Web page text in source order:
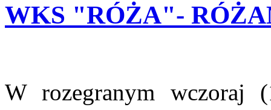
WKS "RÓŻA"-
W rozegranym